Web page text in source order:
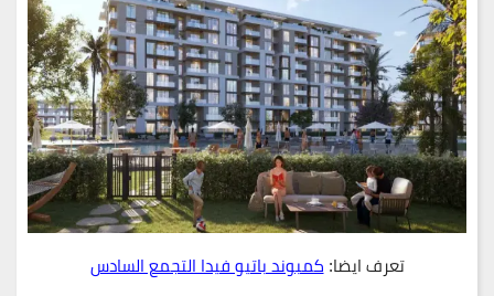
تعرف ايضا:كمبوند باتيو فيدا التجمع السادس